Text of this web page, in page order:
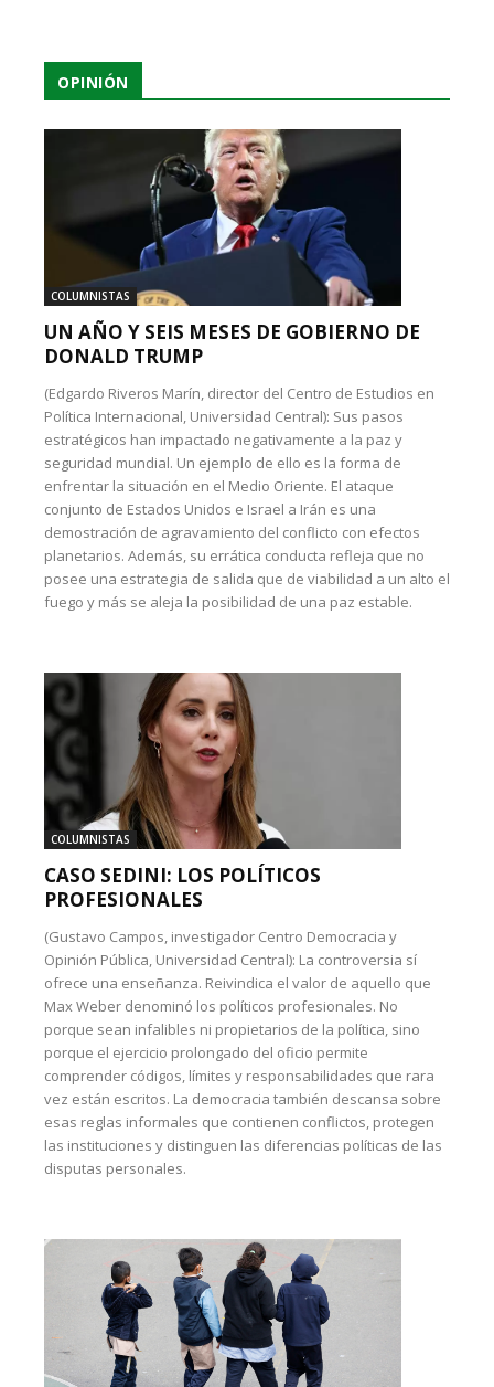
OPINIÓN
COLUMNISTAS
UN AÑO Y SEIS MESES DE GOBIERNO DE
DONALD TRUMP
(Edgardo Riveros Marín, director del Centro de Estudios en
Política Internacional, Universidad Central): Sus pasos
estratégicos han impactado negativamente a la paz y
seguridad mundial. Un ejemplo de ello es la forma de
enfrentar la situación en el Medio Oriente. El ataque
conjunto de Estados Unidos e Israel a Irán es una
demostración de agravamiento del conflicto con efectos
planetarios. Además, su errática conducta refleja que no
posee una estrategia de salida que de viabilidad a un alto el
fuego y más se aleja la posibilidad de una paz estable.
COLUMNISTAS
CASO SEDINI: LOS POLÍTICOS
PROFESIONALES
(Gustavo Campos, investigador Centro Democracia y
Opinión Pública, Universidad Central): La controversia sí
ofrece una enseñanza. Reivindica el valor de aquello que
Max Weber denominó los políticos profesionales. No
porque sean infalibles ni propietarios de la política, sino
porque el ejercicio prolongado del oficio permite
comprender códigos, límites y responsabilidades que rara
vez están escritos. La democracia también descansa sobre
esas reglas informales que contienen conflictos, protegen
las instituciones y distinguen las diferencias políticas de las
disputas personales.